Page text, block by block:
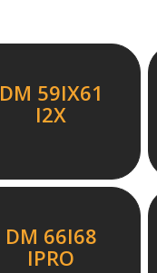
DM 59IX61
I2X
DM 66I68
IPRO